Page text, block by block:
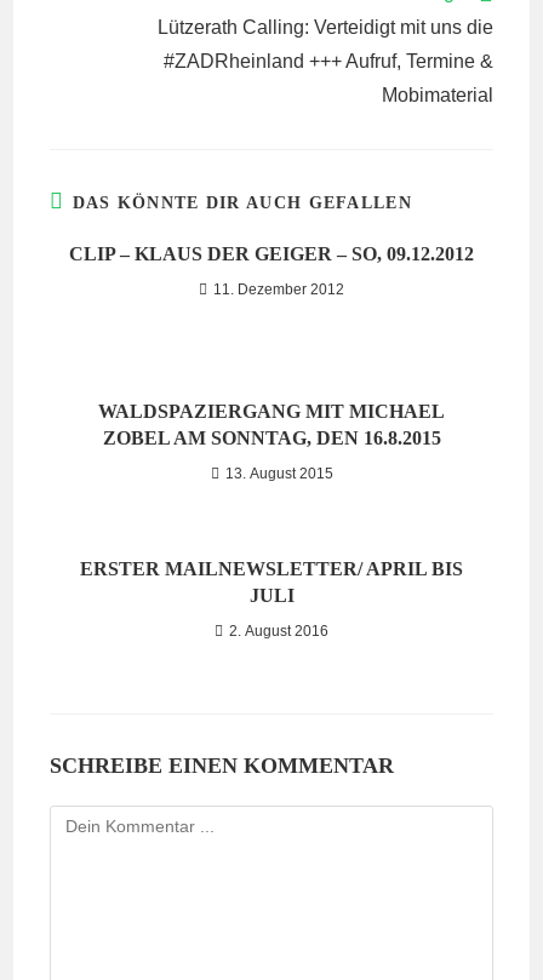
Lützerath Calling: Verteidigt mit uns die
#ZADRheinland +++ Aufruf, Termine &
Mobimaterial
DAS KÖNNTE DIR AUCH GEFALLEN
CLIP – KLAUS DER GEIGER – SO, 09.12.2012
11. Dezember 2012
WALDSPAZIERGANG MIT MICHAEL
ZOBEL AM SONNTAG, DEN 16.8.2015
13. August 2015
ERSTER MAILNEWSLETTER/ APRIL BIS
JULI
2. August 2016
SCHREIBE EINEN KOMMENTAR
Kommentieren